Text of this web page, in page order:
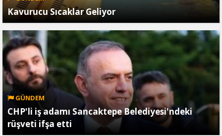
Kavurucu Sıcaklar Geliyor
GÜNDEM
CHP'li iş adamı Sancaktepe Belediyesi'ndeki
rüşveti ifşa etti